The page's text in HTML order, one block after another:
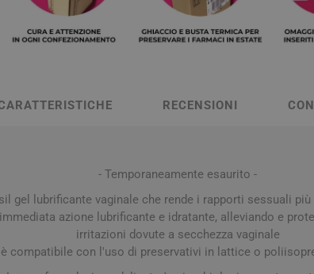
Sistema Immunitario
Protezione Molto Alta
Autoabbronzanti e
Intensificatori
e Raffreddore
Notte e serenità
e Piedi
e Micosi
Deo
Bimbo Pulizia del Nasino
RECENSIONI
- Temporaneamente esaurito -
gel lubrificante vaginale che rende i rapporti sessuali
azione lubrificante e idratante, alleviando e
irritazioni dovute a secchezza vaginale
compatibile con l'uso di preservativi in lattice o